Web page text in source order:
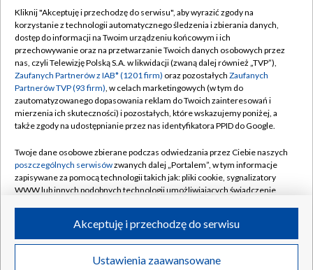
TVP
Abonament TVP
Emisja w TVP
Centrum informacji TVP
Naziemna Telewizja Cyfrowa
Rada Programowa
System NOS
Informacje o nadawcy
Program dla prasy
Regulamin TVP
Polityka prywatności
Moje zgody
Pomoc
Kontakt
Kanały
©2026 Telewizja Polska S.A. w likwidacji
Kliknij "Akceptuję i przechodzę do serwisu", aby wyrazić zgody na
korzystanie z technologii automatycznego śledzenia i zbierania danych,
dostęp do informacji na Twoim urządzeniu końcowym i ich
przechowywanie oraz na przetwarzanie Twoich danych osobowych przez
nas, czyli Telewizję Polską S.A. w likwidacji (zwaną dalej również „TVP”),
Zaufanych Partnerów z IAB* (1201 firm) oraz pozostałych Zaufanych
Partnerów TVP (93 firm), w celach marketingowych (w tym do
zautomatyzowanego dopasowania reklam do Twoich zainteresowań i
mierzenia ich skuteczności) i pozostałych, które wskazujemy poniżej, a
także zgody na udostępnianie przez nas identyfikatora PPID do Google.
Twoje dane osobowe zbierane podczas odwiedzania przez Ciebie naszych
poszczególnych serwisówzwanych dalej „Portalem”, w tym informacje
zapisywane za pomocą technologii takich jak: pliki cookie, sygnalizatory
WWW lub innych podobnych technologii umożliwiających świadczenie
ruchu w Internecie.
Twoje dane osobowe zbierane podczas odwiedzania przez Ciebie
poszczególnych serwisówna Portalu, takie jak adresy IP, identyfikatory
Ustawienia zaawansowane
Akceptuję i przechodzę do serwisu